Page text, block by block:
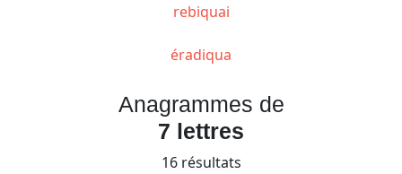
rebiquai
éradiqua
Anagrammes de
7 lettres
16 résultats